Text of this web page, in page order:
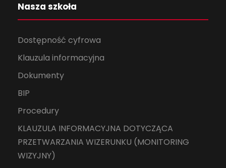
Nasza szkoła
Dostępność cyfrowa
Klauzula informacyjna
Dokumenty
BIP
Procedury
KLAUZULA INFORMACYJNA DOTYCZĄCA
PRZETWARZANIA WIZERUNKU (MONITORING
WIZYJNY)